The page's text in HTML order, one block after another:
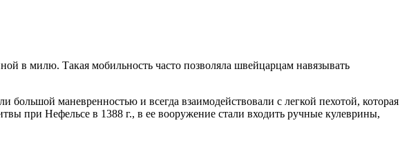
в милю. Такая мобильность часто позволяла швейцарцам навязывать
маневренностью и всегда взаимодействовали с легкой пехотой, которая
при Нефельсе в 1388 г., в ее вооружение стали входить ручные кулеврины,